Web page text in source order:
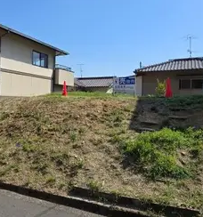
資料をもらう
徴の似た物件を見る
気に入りに追加する